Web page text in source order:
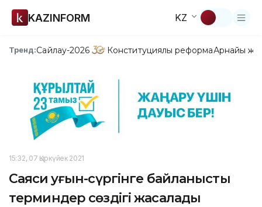
KAZINFORM KZ
Тренд:Сайлау-2026 Конституциялық реформаАрнайы
15:32, 07 Қыркүйек 2021
Саяси қуғын-сүргінге байланысты
терминдер сөздігі жасалады